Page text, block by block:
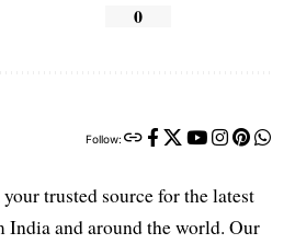
0
Follow:
trusted source for the latest
India and around the world. Our